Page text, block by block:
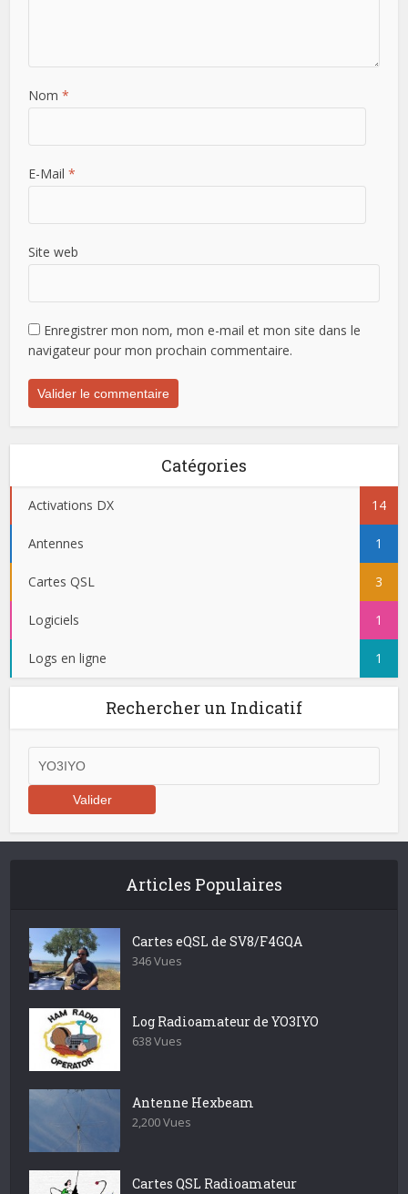
Nom *
E-Mail *
Site web
Enregistrer mon nom, mon e-mail et mon site dans le
navigateur pour mon prochain commentaire.
Catégories
Activations DX 14
Antennes 1
Cartes QSL 3
Logiciels 1
Logs en ligne 1
Rechercher un Indicatif
Articles Populaires
Cartes eQSL de SV8/F4GQA
346 Vues
Log Radioamateur de YO3IYO
638 Vues
Antenne Hexbeam
2,200 Vues
Cartes QSL Radioamateur